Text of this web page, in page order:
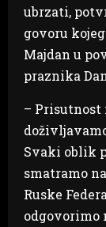
ubrzati,
govoru
Majdan u
praznika
–
Svaki oblik
smatramo
Ruske
odgovorimo